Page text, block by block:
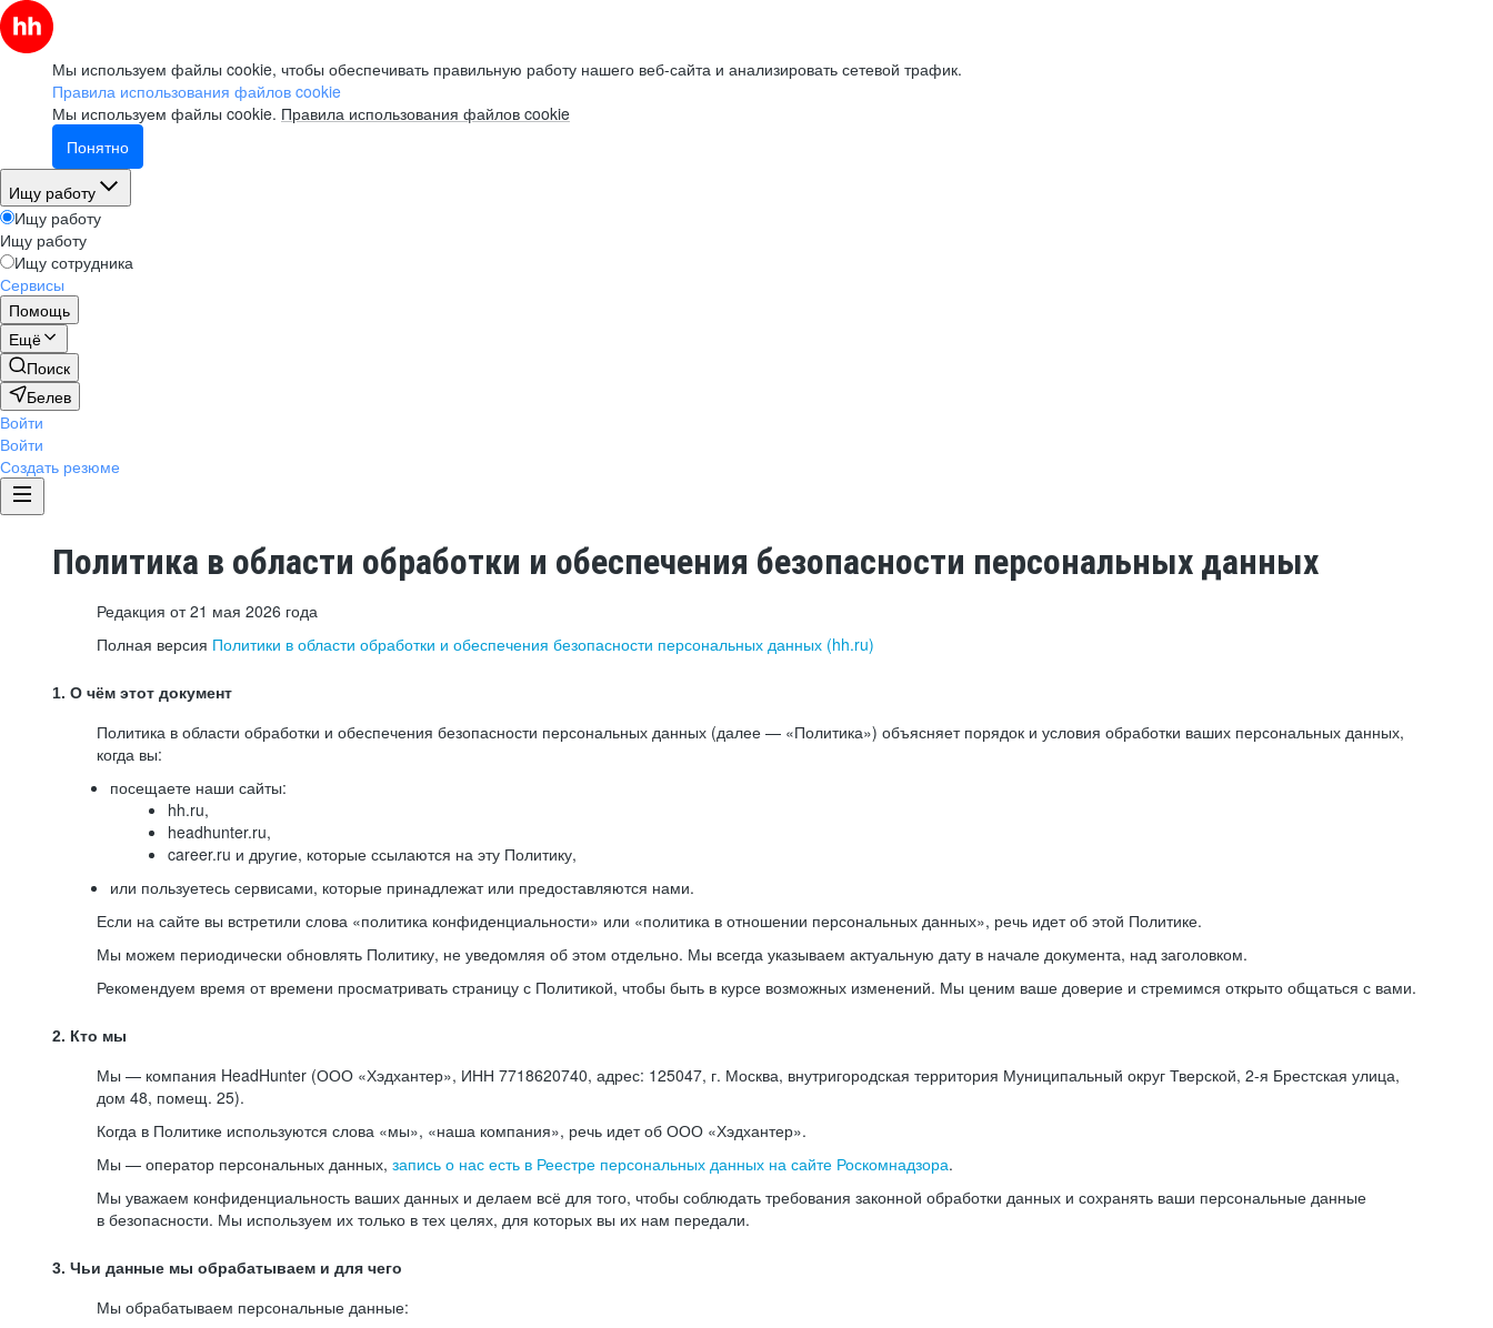
Мы используем файлы cookie, чтобы обеспечивать правильную работу нашего веб-сайта и анализировать сетевой трафик.
Правила использования файлов cookie
Мы используем файлы cookie. Правила использования файлов cookie
Понятно
Ищу работу
Ищу работу
Ищу работу
Ищу сотрудника
Сервисы
Помощь
Ещё
Поиск
Белев
Войти
Войти
Создать резюме
Политика в области обработки и обеспечения безопасности персональных данных
Редакция от 21 мая 2026 года
Полная версия Политики в области обработки и обеспечения безопасности персональных данных (hh.ru)
1. О чём этот документ
Политика в области обработки и обеспечения безопасности персональных данных (далее — «Политика») объясняет порядок и условия обработки ваших персональных данных,
когда вы:
посещаете наши сайты:
hh.ru,
headhunter.ru,
career.ru и другие, которые ссылаются на эту Политику,
или пользуетесь сервисами, которые принадлежат или предоставляются нами.
Если на сайте вы встретили слова «политика конфиденциальности» или «политика в отношении персональных данных», речь идет об этой Политике.
Мы можем периодически обновлять Политику, не уведомляя об этом отдельно. Мы всегда указываем актуальную дату в начале документа, над заголовком.
Рекомендуем время от времени просматривать страницу с Политикой, чтобы быть в курсе возможных изменений. Мы ценим ваше доверие и стремимся открыто общаться с вами.
2. Кто мы
Мы — компания HeadHunter (ООО «Хэдхантер», ИНН 7718620740, адрес: 125047, г. Москва, внутригородская территория Муниципальный округ Тверской, 2-я Брестская улица,
дом 48, помещ. 25).
Когда в Политике используются слова «мы», «наша компания», речь идет об ООО «Хэдхантер».
Мы — оператор персональных данных, запись о нас есть в Реестре персональных данных на сайте Роскомнадзора.
Мы уважаем конфиденциальность ваших данных и делаем всё для того, чтобы соблюдать требования законной обработки данных и сохранять ваши персональные данные
в безопасности. Мы используем их только в тех целях, для которых вы их нам передали.
3. Чьи данные мы обрабатываем и для чего
Мы обрабатываем персональные данные: